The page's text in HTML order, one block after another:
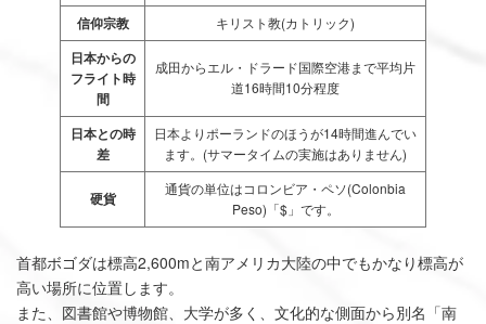
信仰宗教 キリスト教(カトリック)
日本からの
フライト時
間
成田からエル・ドラード国際空港まで平均片
道16時間10分程度
日本との時
差
日本よりポーランドのほうが14時間進んでい
ます。(サマータイムの実施はありません)
硬貨
通貨の単位はコロンビア・ペソ(Colonbia
Peso)「$」です。
首都ボゴダは標高2,600mと南アメリカ大陸の中でもかなり標高が
高い場所に位置します。
また、図書館や博物館、大学が多く、文化的な側面から別名「南